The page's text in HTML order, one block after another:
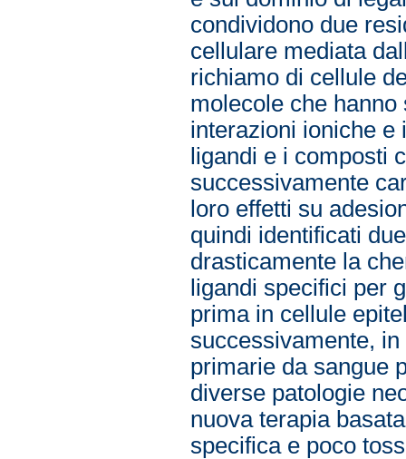
condividono due
cellulare mediata
richiamo di cellule
molecole che
interazioni ioniche e
ligandi e i composti
successivamente
loro effetti su
quindi identificati
drasticamente la
ligandi specifici per
prima in cellule
successivamente,
primarie da sangue
diverse patologie
nuova terapia
specifica e poco